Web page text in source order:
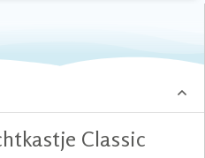
Classic